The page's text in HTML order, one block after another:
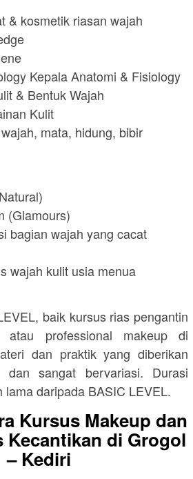
& kosmetik riasan wajah
Kepala Anatomi & Fisiology
& Bentuk Wajah
Kulit
mata, hidung, bibir
(Glamours)
bagian wajah yang cacat
wajah kulit usia menua
baik kursus rias pengantin
atau professional makeup di
dan praktik yang diberikan
sangat bervariasi. Durasi
lama daripada BASIC LEVEL.
Kursus Makeup dan
Kecantikan di Grogol
– Kediri